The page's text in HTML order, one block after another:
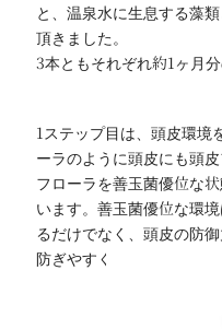
と、温泉水に生息する藻
頂きました。
3本ともそれぞれ約1ヶ月
1ステップ目は、頭皮環境
ーラのように頭皮にも頭
フローラを善玉菌優位な
います。善玉菌優位な環
るだけでなく、頭皮の防
防ぎやすくなります。